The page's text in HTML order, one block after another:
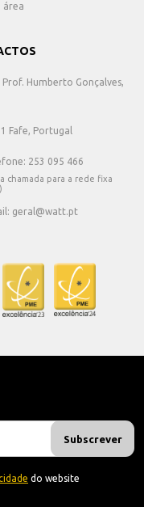
área
Prof. Humberto Gonçalves,
Fafe, Portugal
253 095 466
chamada para a rede fixa
geral@watt.pt
Subscrever
do website